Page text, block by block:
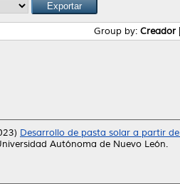
Group by: Creador
Desarrollo de pasta solar a partir
Autónoma de Nuevo León.